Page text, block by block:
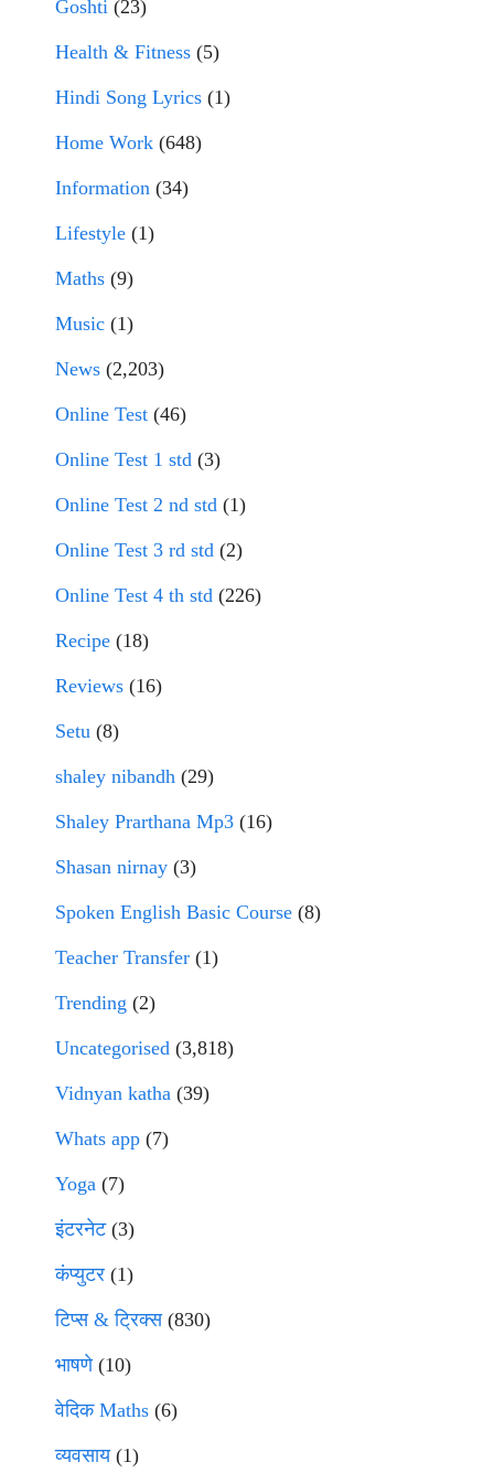
Goshti (23)
Health & Fitness (5)
Hindi Song Lyrics (1)
Home Work (648)
Information (34)
Lifestyle (1)
Maths (9)
Music (1)
News (2,203)
Online Test (46)
Online Test 1 std (3)
Online Test 2 nd std (1)
Online Test 3 rd std (2)
Online Test 4 th std (226)
Recipe (18)
Reviews (16)
Setu (8)
shaley nibandh (29)
Shaley Prarthana Mp3 (16)
Shasan nirnay (3)
Spoken English Basic Course (8)
Teacher Transfer (1)
Trending (2)
Uncategorised (3,818)
Vidnyan katha (39)
Whats app (7)
Yoga (7)
इंटरनेट(3)
कंप्युटर (1)
टिप्स & ट्रिक्स(830)
भाषणे(10)
वेदिक Maths (6)
व्यवसाय(1)